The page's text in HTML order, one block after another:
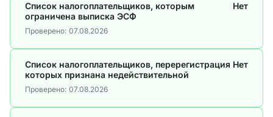
Список налогоплательщиков, которым
ограничена выписка ЭСФ
Нет
Проверено: 07.08.2026
Список налогоплательщиков, перерегистрация
которых признана недействительной
Нет
Проверено: 07.08.2026